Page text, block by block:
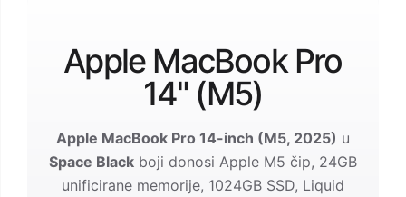
Apple MacBook Pro
14" (M5)
Apple MacBook Pro 14-inch (M5, 2025) u
Space Black boji donosi Apple M5 čip, 24GB
unificirane memorije, 1024GB SSD, Liquid